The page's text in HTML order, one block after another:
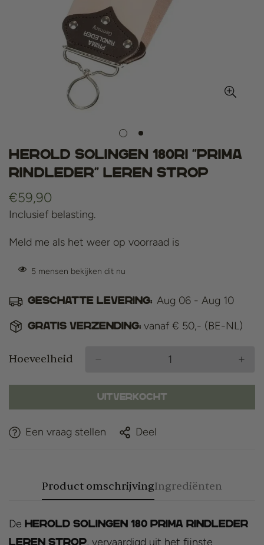
Herold Solingen 180Ri "Prima
Rindleder" Leren Strop
Normale
prijs
€59,90
Inclusief belasting.
Meld me als het weer op voorraad is
5 mensen bekijken dit nu
Geschatte levering: Aug 06 - Aug 10
Gratis verzending: vanaf € 50,- (BE-NL)
Hoeveelheid
Uitverkocht
Een vraag stellen Deel
Product omschrijvingIngrediënten
De Herold Solingen 180 Prima Rindleder
Leren Strop, vervaardigd uit het fijnste